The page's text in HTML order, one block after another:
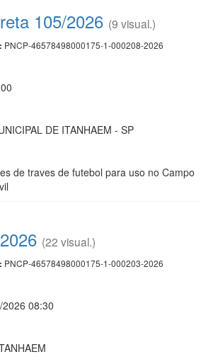
105/2026 (9 visual.)
PNCP-46578498000175-1-000208-2026
DE ITANHAEM - SP
de traves de futebol para uso no Campo
(22 visual.)
PNCP-46578498000175-1-000203-2026
2026 08:30